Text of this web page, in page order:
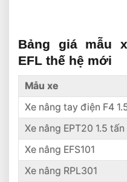
Bảng giá mẫu
EFL thế hệ mới
Mẫu xe
Xe nâng tay điện F4
Xe nâng EPT20 1.5 tấn
Xe nâng EFS101
Xe nâng RPL301